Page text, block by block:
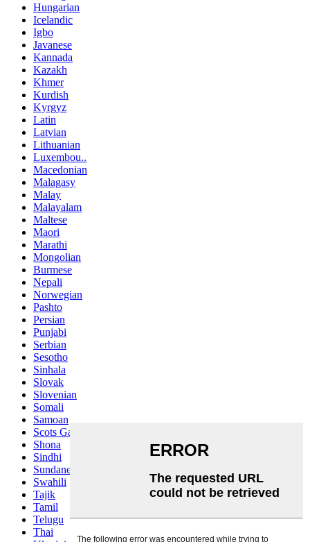
Hungarian
Icelandic
Igbo
Javanese
Kannada
Kazakh
Khmer
Kurdish
Kyrgyz
Latin
Latvian
Lithuanian
Luxembou..
Macedonian
Malagasy
Malay
Malayalam
Maltese
Maori
Marathi
Mongolian
Burmese
Nepali
Norwegian
Pashto
Persian
Punjabi
Serbian
Sesotho
Sinhala
Slovak
Slovenian
Somali
Samoan
Scots Gaelic
Shona
Sindhi
Sundanese
Swahili
Tajik
Tamil
Telugu
Thai